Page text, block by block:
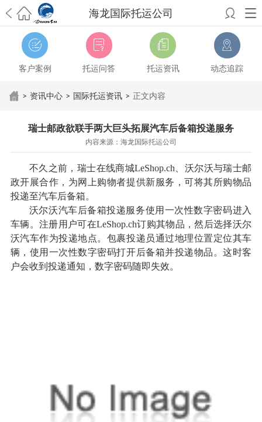
海龙国际托运公司
希望邮寄国际包裹顺利，从广州市国际快递邮寄到新西兰哪个公司好？
澳洲海运搬家回广州报关清关要怎么做？注意事项有哪些？
青岛市国际
搬家服务到美国，搬家公司有哪些搬家方案？大连市国际搬家服务到中
国台湾是一种怎样的体验？有人分享搬家经历吗？
从长沙市国际快递邮
寄到韩国有哪些国际快递方式？用哪种好？
法有哪些？具体怎么操作？ 国际搬家：家具海运到奥克兰怎么样能省
影响国际搬家吗？上海搬家到新西兰旺格雷有点不一样 北京私人物品运
输到澳大利亚，移民如何跨国搬家？上海移民搬家到塞浦路斯，国际搬
从秦皇岛市托运到美国从重庆市托运到美国从上海市托运到澳大利亚
张家界市托运到美国 从厦门市托运到美国从张家界市托运到美国 从上海
市搬家到英国从南京市搬家到加拿大
从北京市搬家到西班牙从广州市搬家到比利时
客户案例 托运问答 托运资讯 动态追踪
> 资讯中心 > 国际托运资讯 > 正文内容
瑞士邮政欲联手两大巨头拓展汽车后备箱投递服务
内容来源：海龙国际托运公司
不久之前，瑞士在线商城LeShop.ch、沃尔沃与瑞士邮
政开展合作，为网上购物者提供新服务，可将其所购物品
投递至汽车后备箱。
沃尔沃汽车后备箱投递服务使用一次性数字密码进入
车辆。注册用户可在LeShop.ch订购其物品，然后选择沃尔
沃汽车作为投递地点。包裹投递员通过地理位置定位其车
辆，使用一次性数字密码打开后备箱并投递物品。这时客
户会收到投递通知，数字密码随即失效。